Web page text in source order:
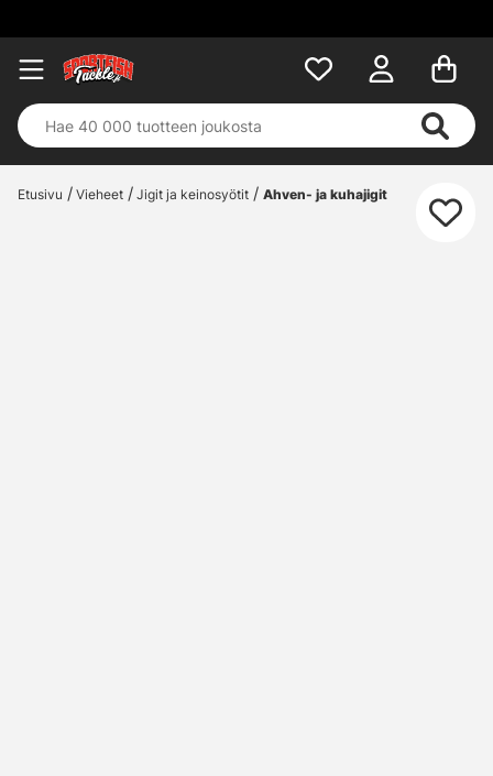
Etusivu Vieheet Jigit ja keinosyötit Ahven- ja kuhajigit